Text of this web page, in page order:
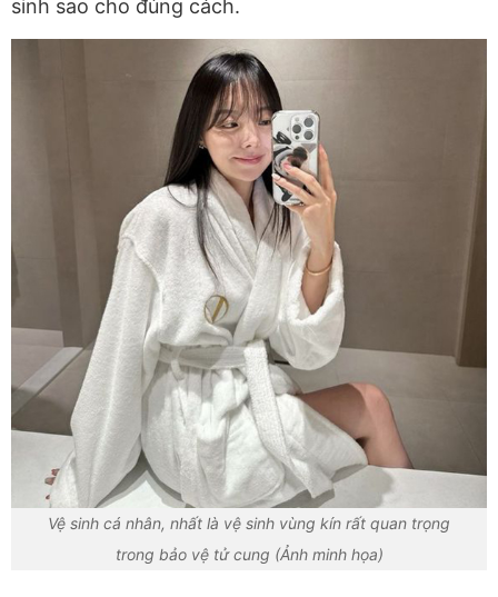
sinh sao cho đúng cách.
Vệ sinh cá nhân, nhất là vệ sinh vùng kín rất quan trọng
trong bảo vệ tử cung (Ảnh minh họa)